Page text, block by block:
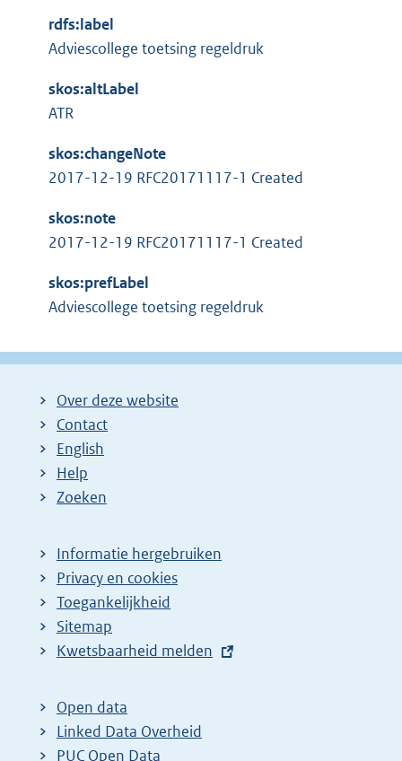
i
n
:
n
l
i
k
:
rdfs:label
Adviescollege toetsing regeldruk
skos:altLabel
ATR
skos:changeNote
2017-12-19 RFC20171117-1 Created
skos:note
2017-12-19 RFC20171117-1 Created
skos:prefLabel
Adviescollege toetsing regeldruk
Over deze website
Contact
English
Help
Zoeken
Informatie hergebruiken
Privacy en cookies
Toegankelijkheid
Sitemap
E
t
e
r
Kwetsbaarheid melden
Open data
Linked Data Overheid
PUC Open Data